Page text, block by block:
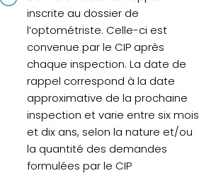
inscrite au dossier de
l’optométriste. Celle-ci est
convenue par le CIP après
chaque inspection. La date de
rappel correspond à la date
approximative de la prochaine
inspection et varie entre six mois
et dix ans, selon la nature et/ou
la quantité des demandes
formulées par le CIP